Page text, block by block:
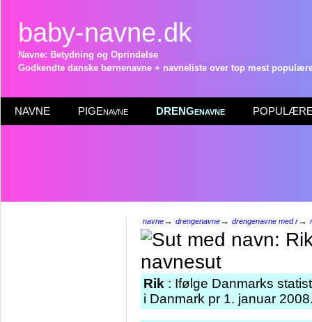
baby-navne.dk
Navne: Betydning og Oprindelse
Godkendte danske børnenavne + navneliste over top mest
NAVNE PIGEnavne DRENGenavne POPULÆRE
navne→ drengenavne→ drengenavne med r→
Rik : Ifølge Danmarks
i Danmark pr 1. januar